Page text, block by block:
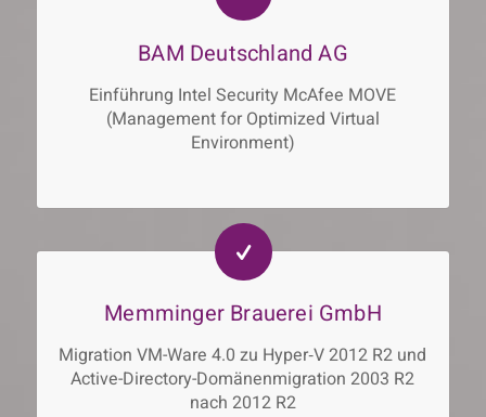
BAM Deutschland AG
Einführung Intel Security McAfee MOVE
(Management for Optimized Virtual
Environment)
Memminger Brauerei GmbH
Migration VM-Ware 4.0 zu Hyper‐V 2012 R2 und
Active-Directory-Domänenmigration 2003 R2
nach 2012 R2